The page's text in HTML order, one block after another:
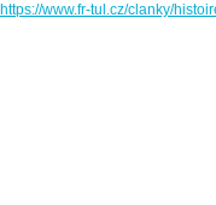
https://www.fr-tul.cz/clanky/